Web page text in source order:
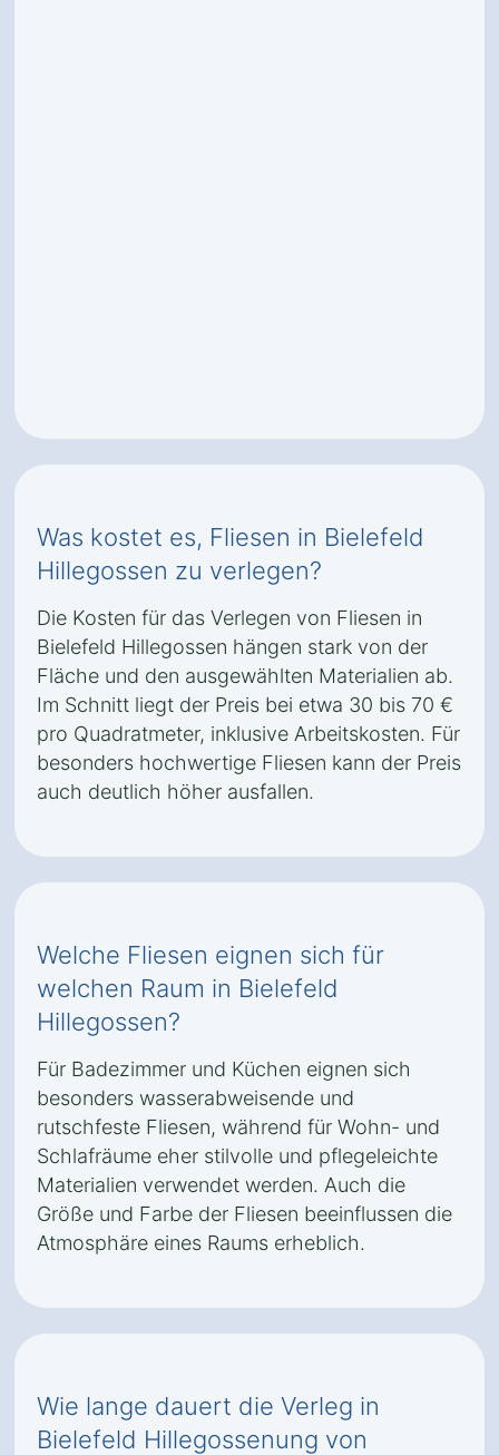
Was kostet es, Fliesen in Bielefeld
Hillegossen zu verlegen?
Die Kosten für das Verlegen von Fliesen in
Bielefeld Hillegossen hängen stark von der
Fläche und den ausgewählten Materialien ab.
Im Schnitt liegt der Preis bei etwa 30 bis 70 €
pro Quadratmeter, inklusive Arbeitskosten. Für
besonders hochwertige Fliesen kann der Preis
auch deutlich höher ausfallen.
Welche Fliesen eignen sich für
welchen Raum in Bielefeld
Hillegossen?
Für Badezimmer und Küchen eignen sich
besonders wasserabweisende und
rutschfeste Fliesen, während für Wohn- und
Schlafräume eher stilvolle und pflegeleichte
Materialien verwendet werden. Auch die
Größe und Farbe der Fliesen beeinflussen die
Atmosphäre eines Raums erheblich.
Wie lange dauert die Verleg in
Bielefeld Hillegossenung von